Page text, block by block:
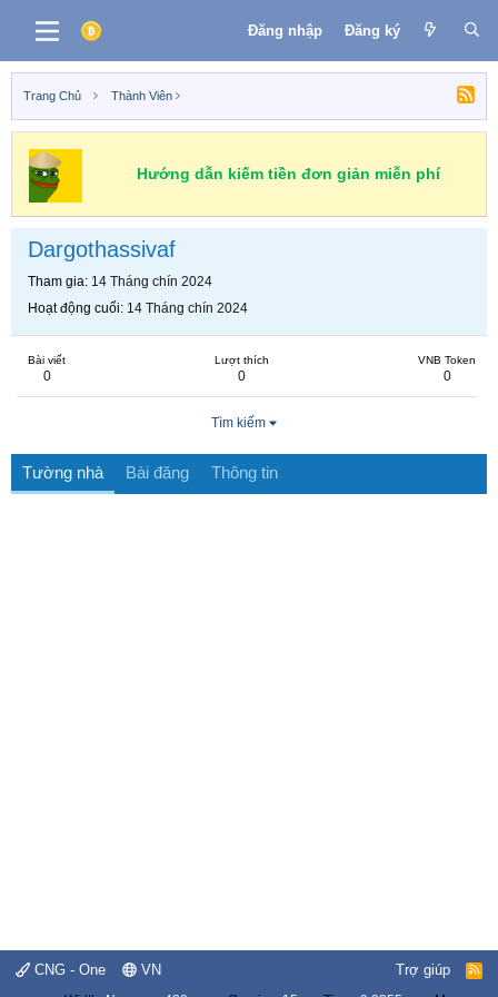
Đăng nhập Đăng ký
Trang Chủ Thành Viên
Hướng dẫn kiếm tiền đơn giản miễn phí
Dargothassivaf
Tham gia 14 Tháng chín 2024
Hoạt động cuối 14 Tháng chín 2024
Bài viết
0
Lượt thích
0
VNB Token
0
Tìm kiếm
Tường nhà Bài đăng Thông tin
CNG - One VN Trợ giúp
R